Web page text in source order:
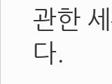
관한
다.